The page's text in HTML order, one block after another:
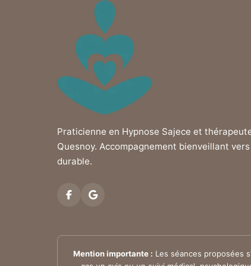
Praticienne en Hypnose Sajece et
Quesnoy. Accompagnement bienveillant
durable.
Mention importante : Les séances proposées